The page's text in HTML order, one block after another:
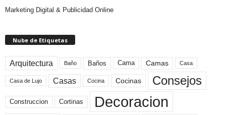
Marketing Digital & Publicidad Online
Nube de Etiquetas
Arquitectura Baño Baños Cama Camas Casa
Casa de Lujo Casas Cocina Cocinas Consejos
Construccion Cortinas Decoracion